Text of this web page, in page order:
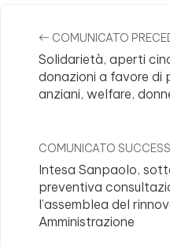
COMUNICATO
Solidarietà, aperti
donazioni a favore di
anziani, welfare,
COMUNICATO
Intesa Sanpaolo,
preventiva
l’assemblea del
Amministrazione